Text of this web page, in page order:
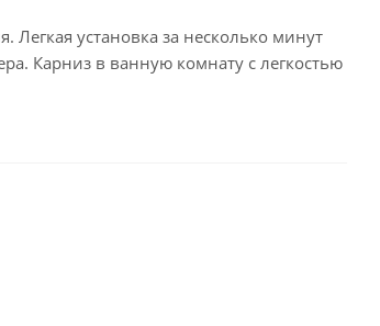
установка за несколько минут
Карниз в ванную комнату с легкостью